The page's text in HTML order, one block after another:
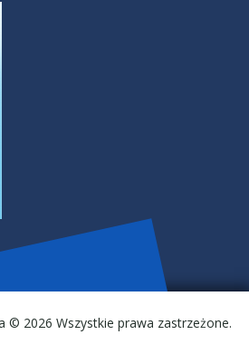
© 2026 Wszystkie prawa zastrzeżone.